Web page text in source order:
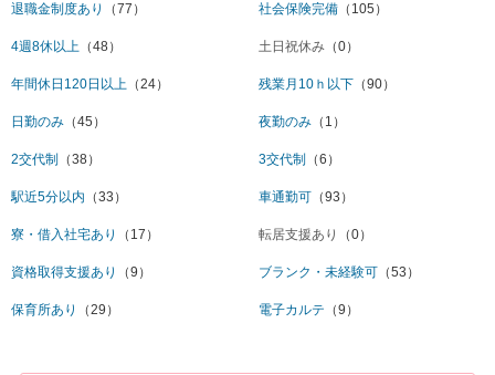
退職金制度あり （77） 社会保険完備 （105）
4週8休以上 （48） 土日祝休み （0）
年間休日120日以上 （24） 残業月10ｈ以下 （90）
日勤のみ （45） 夜勤のみ （1）
2交代制 （38） 3交代制 （6）
駅近5分以内 （33） 車通勤可 （93）
寮・借入社宅あり （17） 転居支援あり （0）
資格取得支援あり （9） ブランク・未経験可 （53）
保育所あり （29） 電子カルテ （9）